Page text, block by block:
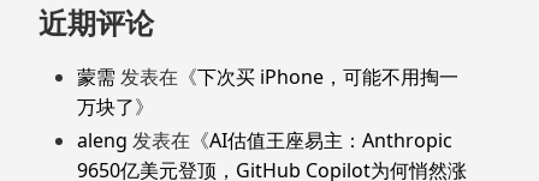
近期评论
蒙需 发表在《下次买 iPhone，可能不用掏一
万块了》
aleng 发表在《AI估值王座易主：Anthropic
9650亿美元登顶，GitHub Copilot为何悄然涨